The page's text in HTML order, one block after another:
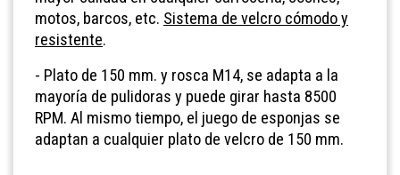
motos, barcos, etc. Sistema de velcro cómodo y
resistente.
- Plato de 150 mm. y rosca M14, se adapta a la
mayoría de pulidoras y puede girar hasta 8500
RPM. Al mismo tiempo, el juego de esponjas se
adaptan a cualquier plato de velcro de 150 mm.